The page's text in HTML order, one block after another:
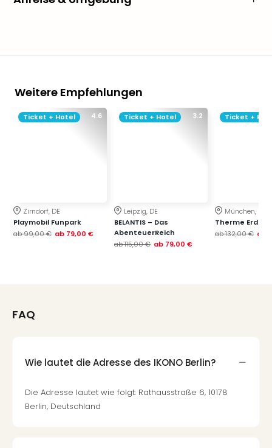
Weitere Empfehlungen
4.6
Ticket + Hotel
Zirndorf, DE
Playmobil Funpark
ab99,00 € ab 79,00 €
3.2
Ticket + Hotel
Leipzig, DE
BELANTIS – Das
AbenteuerReich
ab115,00 € ab 79,00 €
Ticket +
München, DE
Therme Erding
ab132,00 € ab
FAQ
Wie lautet die Adresse des IKONO Berlin?
Die Adresse lautet wie folgt: Rathausstraße 6, 10178
Berlin, Deutschland